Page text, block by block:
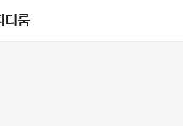
티룸